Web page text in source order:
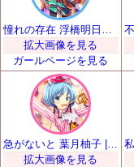
拡大画像を見る
ガールページを見る
拡大画像を見る